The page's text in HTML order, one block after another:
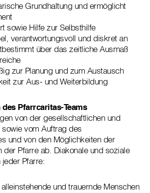
Grundhaltung und ermöglicht
sowie Hilfe zur Selbsthilfe
verantwortungsvoll und diskret an
über das zeitliche Ausmaß
zur Planung und zum Austausch
zur Aus- und Weiterbildung
Pfarrcaritas-Teams
von der gesellschaftlichen und
vom Auftrag des
und von den Möglichkeiten der
der Pfarre ab. Diakonale und soziale
Pfarre:
und trauernde Menschen